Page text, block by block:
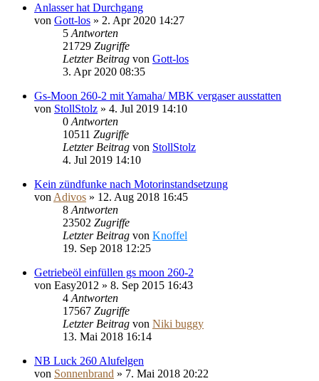
Anlasser hat Durchgang
von Gott-los » 2. Apr 2020 14:27
5 Antworten
21729 Zugriffe
Letzter Beitrag von Gott-los
3. Apr 2020 08:35
Gs-Moon 260-2 mit Yamaha/ MBK vergaser ausstatten
von StollStolz » 4. Jul 2019 14:10
0 Antworten
10511 Zugriffe
Letzter Beitrag von StollStolz
4. Jul 2019 14:10
Kein zündfunke nach Motorinstandsetzung
von Adivos » 12. Aug 2018 16:45
8 Antworten
23502 Zugriffe
Letzter Beitrag von Knoffel
19. Sep 2018 12:25
Getriebeöl einfüllen gs moon 260-2
von Easy2012 » 8. Sep 2015 16:43
4 Antworten
17567 Zugriffe
Letzter Beitrag von Niki buggy
13. Mai 2018 16:14
NB Luck 260 Alufelgen
von Sonnenbrand » 7. Mai 2018 20:22